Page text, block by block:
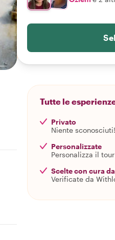
Tutte le
Privato
Niente
Personalizzate
Personalizza il
Scelte con cura
Verificate da